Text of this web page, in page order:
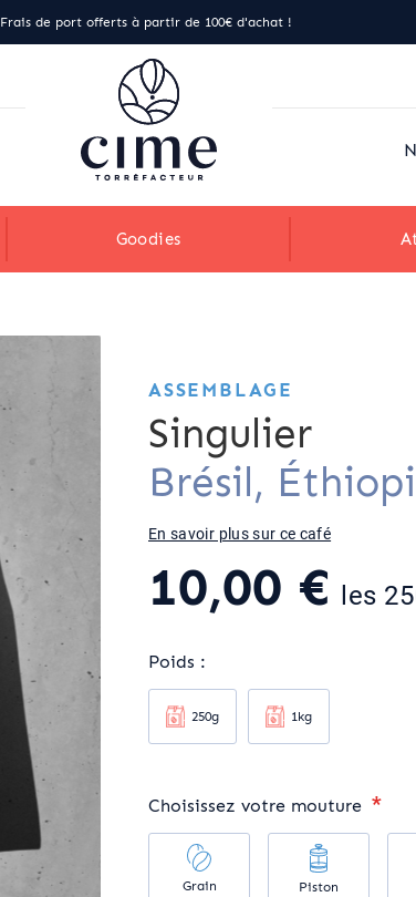
Frais de port offerts à partir de 100€ d'achat !
Goodies
ASSEMBLAGE
Singulier
Brésil,
En savoir plus sur ce café
10,00 € les
Poids
250g 1kg
Choisissez votre mouture
Grain Piston